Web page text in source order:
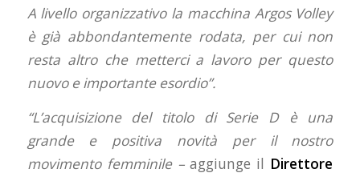
A livello organizzativo la macchina Argos Volley
è già abbondantemente rodata, per cui non
resta altro che metterci a lavoro per questo
nuovo e importante esordio”.
“L’acquisizione del titolo di Serie D è una
grande e positiva novità per il nostro
movimento femminile –aggiunge il Direttore